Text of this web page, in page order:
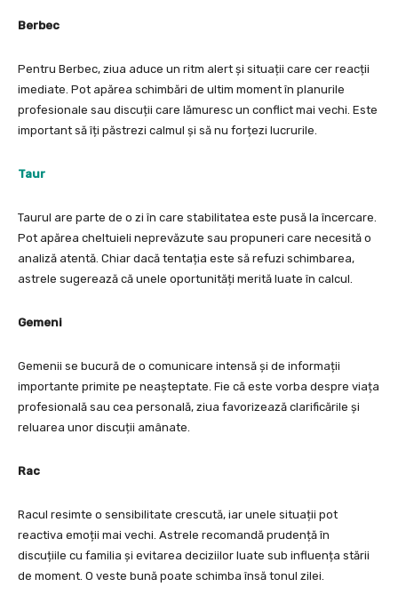
Berbec
Pentru Berbec, ziua aduce un ritm alert și situații care cer reacții
imediate. Pot apărea schimbări de ultim moment în planurile
profesionale sau discuții care lămuresc un conflict mai vechi. Este
important să îți păstrezi calmul și să nu forțezi lucrurile.
Taur
Taurul are parte de o zi în care stabilitatea este pusă la încercare.
Pot apărea cheltuieli neprevăzute sau propuneri care necesită o
analiză atentă. Chiar dacă tentația este să refuzi schimbarea,
astrele sugerează că unele oportunități merită luate în calcul.
Gemeni
Gemenii se bucură de o comunicare intensă și de informații
importante primite pe neașteptate. Fie că este vorba despre viața
profesională sau cea personală, ziua favorizează clarificările și
reluarea unor discuții amânate.
Rac
Racul resimte o sensibilitate crescută, iar unele situații pot
reactiva emoții mai vechi. Astrele recomandă prudență în
discuțiile cu familia și evitarea deciziilor luate sub influența stării
de moment. O veste bună poate schimba însă tonul zilei.